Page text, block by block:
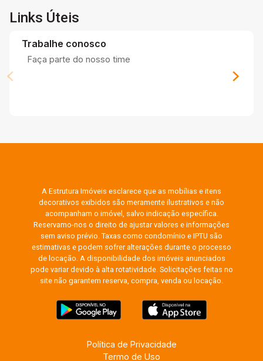
Links Úteis
Trabalhe conosco
Faça parte do nosso time
A Estrutura Imóveis esclarece que as mobílias e itens
decorativos exibidos são meramente ilustrativos e não
acompanham o imóvel, salvo indicação específica.
Reservamo-nos o direito de ajustar valores e informações
sem aviso prévio. Taxas como condomínio e IPTU são
estimativas e podem sofrer alterações durante o processo
de locação. A disponibilidade dos imóveis anunciados
pode variar devido à alta rotatividade. Solicitações feitas no
site não garantem reserva, compra, venda ou locação.
Política de Privacidade
Termo de Uso